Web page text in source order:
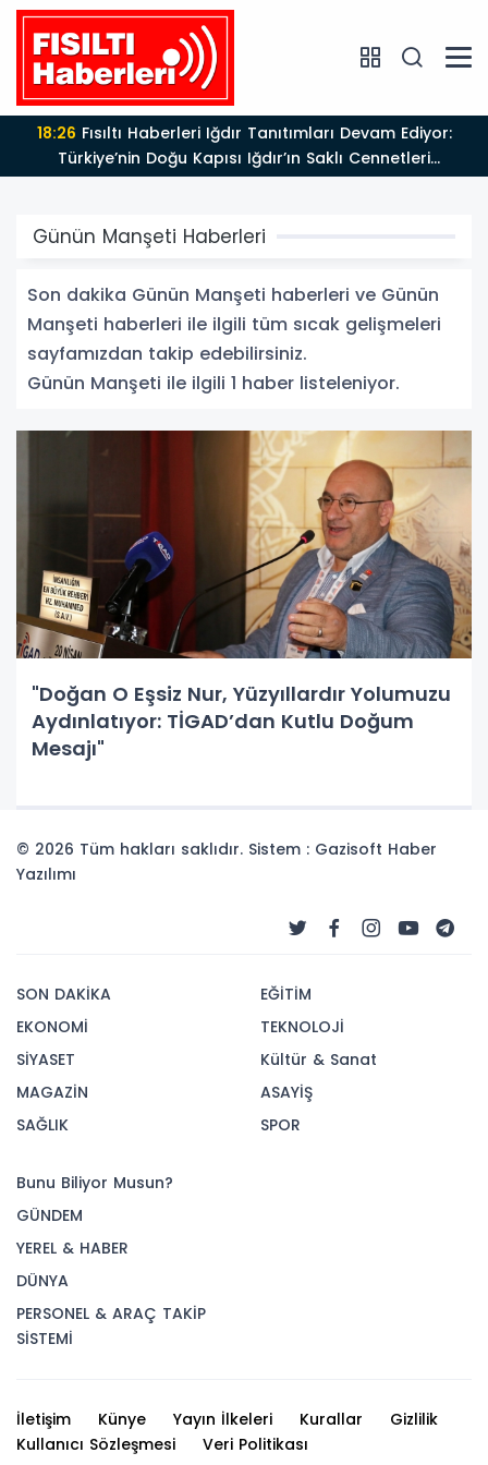
18:26
Türkiye’nin Doğu Kapısı Iğdır’ın Saklı Cennetleri
Keşfedilmeyi Bekliyor
Günün Manşeti Haberleri
Son dakika Günün Manşeti haberleri ve Günün
Manşeti haberleri ile ilgili tüm sıcak gelişmeleri
sayfamızdan takip edebilirsiniz.
Günün Manşeti ile ilgili 1 haber listeleniyor.
"Doğan O Eşsiz Nur, Yüzyıllardır Yolumuzu
Aydınlatıyor: TİGAD’dan Kutlu Doğum
Mesajı"
© 2026 Tüm hakları saklıdır. Sistem : Gazisoft Haber
Yazılımı
SON DAKİKA
EKONOMİ
SİYASET
MAGAZİN
SAĞLIK
EĞİTİM
TEKNOLOJİ
Kültür & Sanat
ASAYİŞ
SPOR
Bunu Biliyor Musun?
GÜNDEM
YEREL & HABER
DÜNYA
PERSONEL & ARAÇ TAKİP
SİSTEMİ
İletişim Künye Yayın İlkeleri Kurallar
Gizlilik
Kullanıcı Sözleşmesi
Veri Politikası